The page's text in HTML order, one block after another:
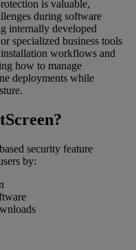
is valuable,
during software
internally developed
specialized business tools
workflows and
how to manage
deployments while
security feature
by: